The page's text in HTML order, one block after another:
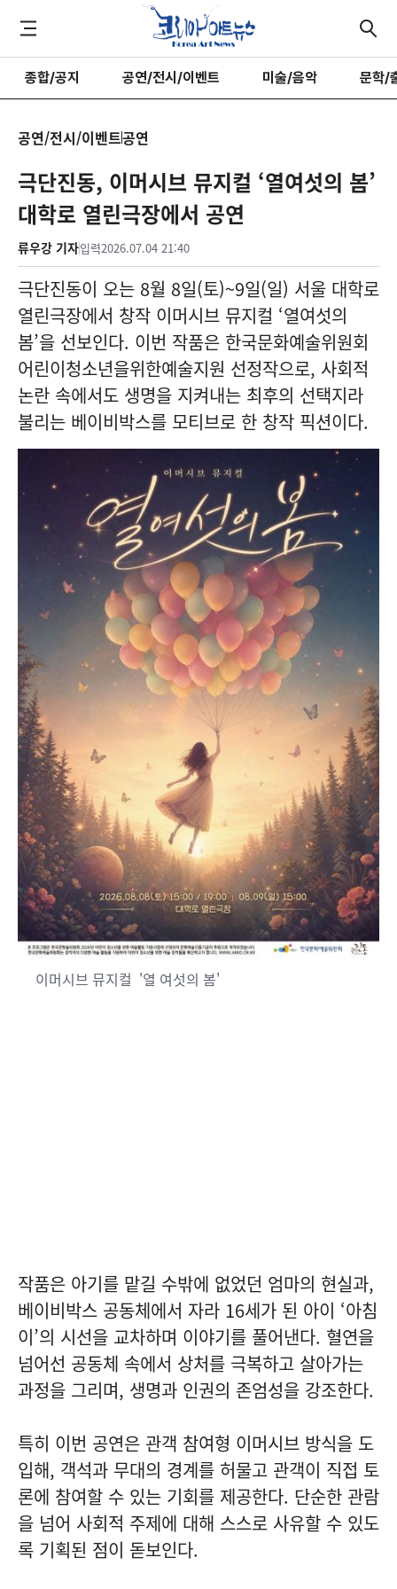
종합/공지 공연/전시/이벤트 미술/음악 문학/
공연/전시/이벤트공연
극단진동, 이머시브 뮤지컬 ‘열여섯의 봄’
대학로 열린극장에서 공연
류우강 기자입력2026.07.04 21:40
극단진동이 오는 8월 8일(토)~9일(일) 서울 대학로
열린극장에서 창작 이머시브 뮤지컬 ‘열여섯의
봄’을 선보인다. 이번 작품은 한국문화예술위원회
어린이청소년을위한예술지원 선정작으로, 사회적
논란 속에서도 생명을 지켜내는 최후의 선택지라
불리는 베이비박스를 모티브로 한 창작 픽션이다.
이머시브 뮤지컬 '열 여섯의 봄'
작품은 아기를 맡길 수밖에 없었던 엄마의 현실과,
베이비박스 공동체에서 자라 16세가 된 아이 ‘아침
이’의 시선을 교차하며 이야기를 풀어낸다. 혈연을
넘어선 공동체 속에서 상처를 극복하고 살아가는
과정을 그리며, 생명과 인권의 존엄성을 강조한다.
특히 이번 공연은 관객 참여형 이머시브 방식을 도
입해, 객석과 무대의 경계를 허물고 관객이 직접 토
론에 참여할 수 있는 기회를 제공한다. 단순한 관람
을 넘어 사회적 주제에 대해 스스로 사유할 수 있도
록 기획된 점이 돋보인다.